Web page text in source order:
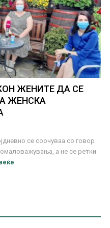
ЖЕНИТЕ ДА СЕ
ЖЕНСКА
се соочуваа со говор
а не се ретки